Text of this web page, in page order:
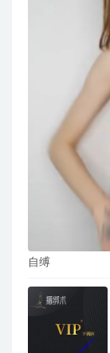
自缚